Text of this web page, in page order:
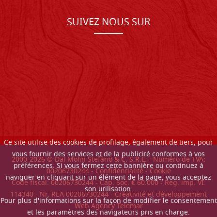
Ce site utilise des cookies de profilage, également de tiers, pour
vous fournir des services et de la publicité conformes à vos
préférences. Si vous fermez cette bannière ou continuez à
naviguer en cliquant sur un élément de la page, vous acceptez
son utilisation.
Pour plus d'informations sur la façon de modifier le consentement
et les paramètres des navigateurs pris en charge.
SUIVEZ NOUS SUR
2000-2026© Dal Molin Stefano & C. S.R.L. - Numéro de TVA:
00206730244 -Confidentialité-Cookie
Code fiscal: 00206730244 - Cap. Soc. € 60.000 - Reg. imp. VI:
114340 - Nr. REA 00206730244 - Créativité et développement
Web Agency Telemar